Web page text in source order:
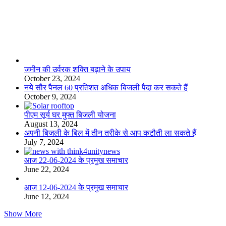
जमीन की उर्वरक शक्ति बढ़ाने के उपाय
October 23, 2024
नये सौर पैनल 60 प्रतिशत अधिक बिजली पैदा कर सकते हैं
October 9, 2024
पीएम सूर्य घर मुफ्त बिजली योजना
August 13, 2024
अपनी बिजली के बिल में तीन तरीके से आप कटौती ला सकते हैं
July 7, 2024
आज 22-06-2024 के प्रमुख समाचार
June 22, 2024
आज 12-06-2024 के प्रमुख समाचार
June 12, 2024
Show More